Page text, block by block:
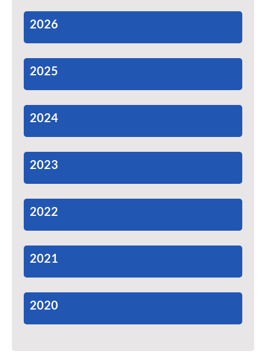
2026
2025
2024
2023
2022
2021
2020